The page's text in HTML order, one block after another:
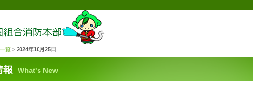
覧 >2024年10月25日
報 What's New